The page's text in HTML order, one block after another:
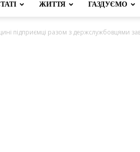
ЖИТТЯ ГАЗДУЄМО
підприємці разом з держслужбовцями